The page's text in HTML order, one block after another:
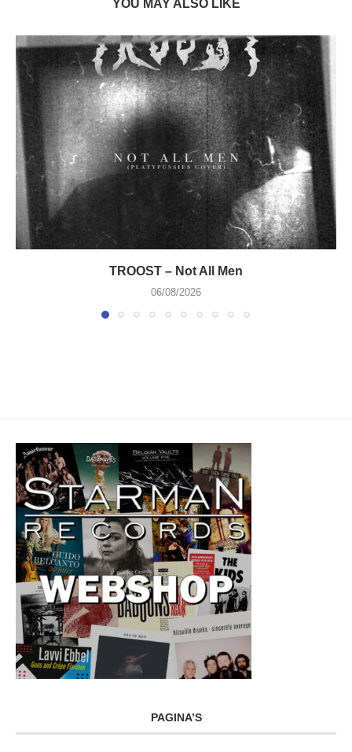
YOU MAY ALSO LIKE
TROOST – Not All Men
06/08/2026
PAGINA’S